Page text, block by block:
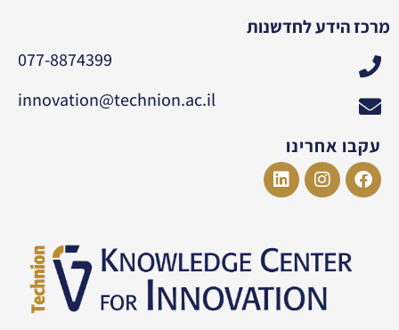
מרכז הידע לחדשנות
077-8874399
innovation@technion.ac.il
עקבו אחרינו